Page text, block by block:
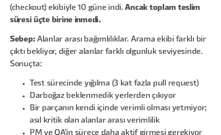
(checkout) ekibiyle 10 güne indi.Ancak toplam teslim
süresi üçte birine inmedi.
Sebep: Alanlar arası bağımlılıklar. Arama ekibi farklı bir
çıktı bekliyor, diğer alanlar farklı olgunluk seviyesinde.
Sonuçta:
Test sürecinde yığılma (3 kat fazla pull request)
Darboğaz beklenmedik yerlerden çıkıyor
Bir parçanın kendi içinde verimli olması yetmiyor;
asıl kritik olan alanlar arası verimlilik
PM ve QA'in sürece daha aktif girmesi gerekiyor